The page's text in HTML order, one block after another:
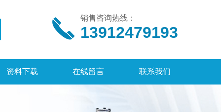
销售咨询热线：
13912479193
资料下载 在线留言 联系我们